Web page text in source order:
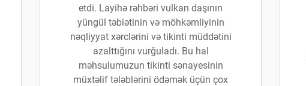
etdi. Layihə rəhbəri vulkan daşının
yüngül təbiətinin və möhkəmliyinin
nəqliyyat xərclərini və tikinti müddətini
azalttığını vurğuladı. Bu hal
məhsulumuzun tikinti sənayesinin
müxtəlif tələblərini ödəmək üçün çox